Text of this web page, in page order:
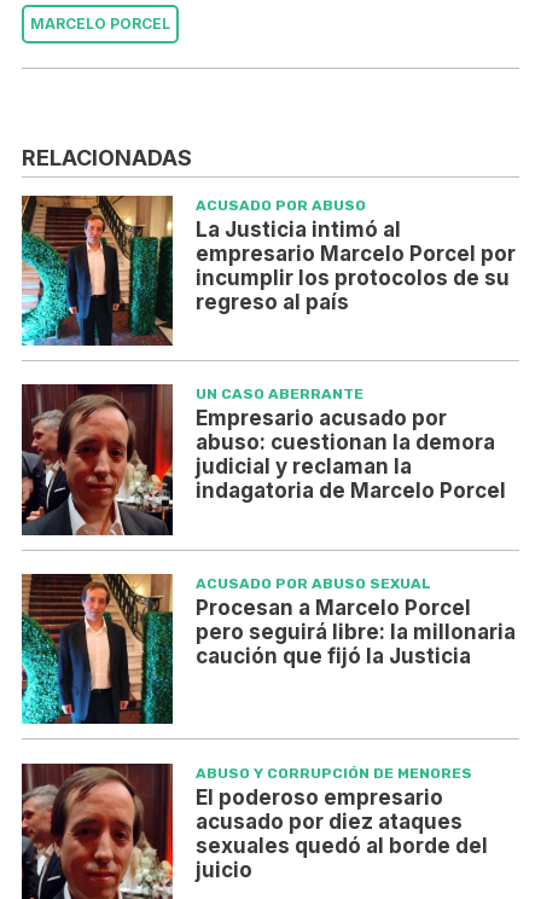
MARCELO PORCEL
RELACIONADAS
ACUSADO POR ABUSO
La Justicia intimó al
empresario Marcelo Porcel por
incumplir los protocolos de su
regreso al país
UN CASO ABERRANTE
Empresario acusado por
abuso: cuestionan la demora
judicial y reclaman la
indagatoria de Marcelo Porcel
ACUSADO POR ABUSO SEXUAL
Procesan a Marcelo Porcel
pero seguirá libre: la millonaria
caución que fijó la Justicia
ABUSO Y CORRUPCIÓN DE MENORES
El poderoso empresario
acusado por diez ataques
sexuales quedó al borde del
juicio